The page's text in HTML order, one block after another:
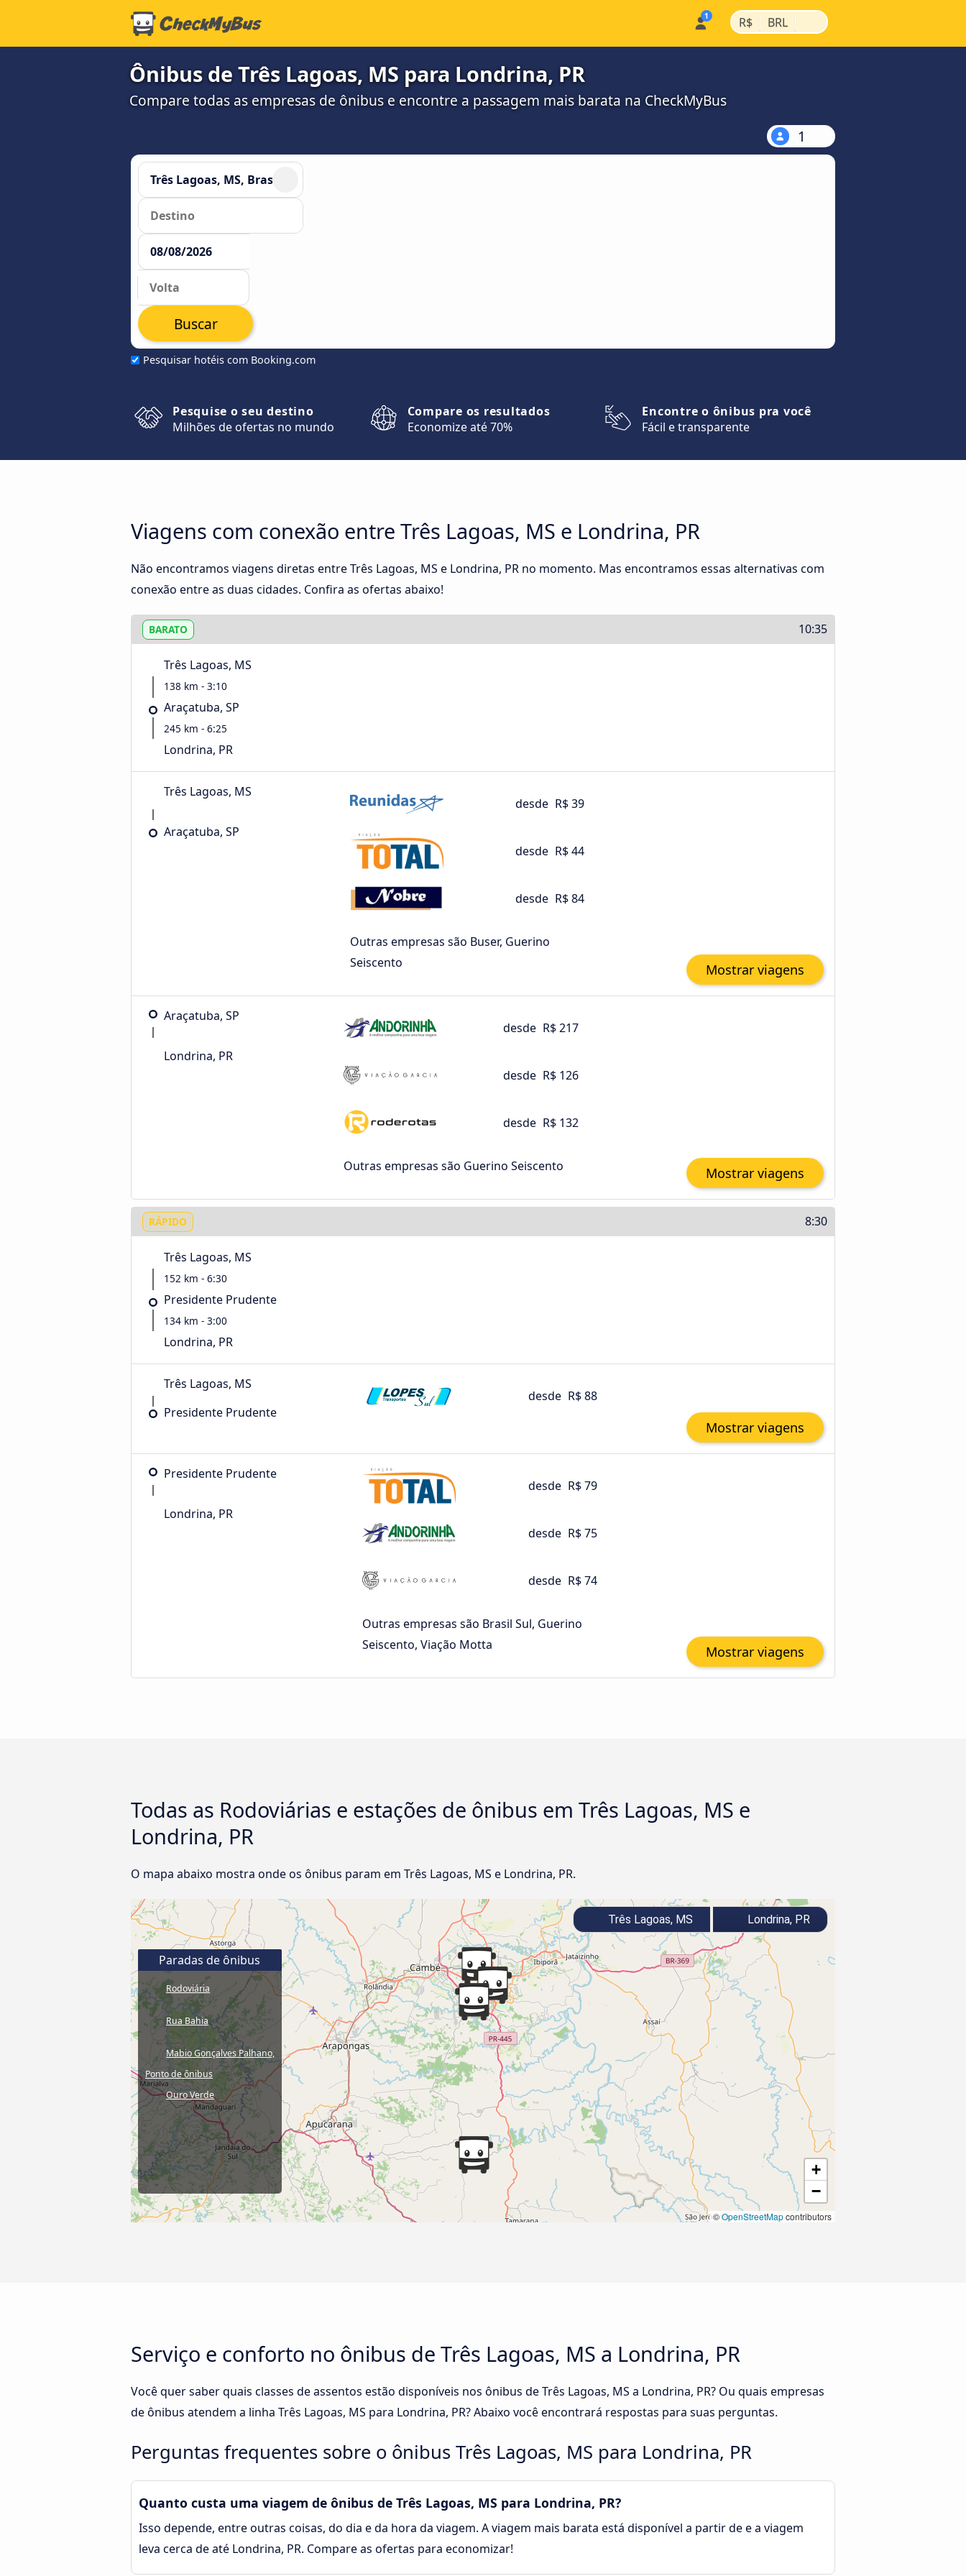
R$ | BRL |
Ônibus de Três Lagoas, MS para Londrina, PR
Compare todas as empresas de ônibus e encontre a passagem mais barata na CheckMyBus
1
Pesquisar hotéis com Booking.com
Buscar
Pesquise o seu destino
Milhões de ofertas no mundo
Compare os resultados
Economize até 70%
Encontre o ônibus pra você
Fácil e transparente
Viagens com conexão entre Três Lagoas, MS e Londrina, PR
Não encontramos viagens diretas entre Três Lagoas, MS e Londrina, PR no momento. Mas encontramos essas alternativas com
conexão entre as duas cidades. Confira as ofertas abaixo!
BARATO 10:35
Três Lagoas, MS
138 km - 3:10
Araçatuba, SP
245 km - 6:25
Londrina, PR
Três Lagoas, MS
Araçatuba, SP
desde R$ 39
desde R$ 44
desde R$ 84
Outras empresas são Buser, Guerino
Seiscento
Mostrar viagens
Araçatuba, SP
Londrina, PR
desde R$ 217
desde R$ 126
desde R$ 132
Outras empresas são Guerino Seiscento Mostrar viagens
RÁPIDO 8:30
Três Lagoas, MS
152 km - 6:30
Presidente Prudente
134 km - 3:00
Londrina, PR
Três Lagoas, MS
Presidente Prudente
desde R$ 88
Mostrar viagens
Presidente Prudente
Londrina, PR
desde R$ 79
desde R$ 75
desde R$ 74
Outras empresas são Brasil Sul, Guerino
Seiscento, Viação Motta
Mostrar viagens
Todas as Rodoviárias e estações de ônibus em Três Lagoas, MS e
Londrina, PR
O mapa abaixo mostra onde os ônibus param em Três Lagoas, MS e Londrina, PR.
+
−
©OpenStreetMapcontributors
Paradas de ônibus
Rodoviária
Rua Bahia
Mabio Gonçalves Palhano,
Ponto de ônibus
Ouro Verde
Três Lagoas, MS Londrina, PR
Serviço e conforto no ônibus de Três Lagoas, MS a Londrina, PR
Você quer saber quais classes de assentos estão disponíveis nos ônibus de Três Lagoas, MS a Londrina, PR? Ou quais empresas
de ônibus atendem a linha Três Lagoas, MS para Londrina, PR? Abaixo você encontrará respostas para suas perguntas.
Perguntas frequentes sobre o ônibus Três Lagoas, MS para Londrina, PR
Quanto custa uma viagem de ônibus de Três Lagoas, MS para Londrina, PR?
Isso depende, entre outras coisas, do dia e da hora da viagem. A viagem mais barata está disponível a partir de e a viagem
leva cerca de até Londrina, PR. Compare as ofertas para economizar!